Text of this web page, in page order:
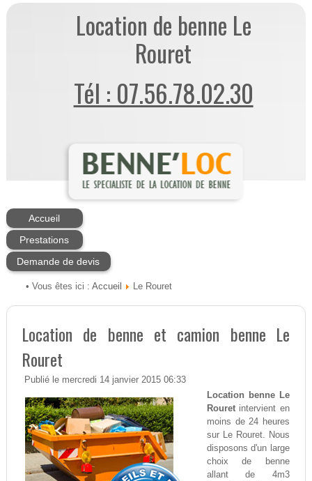
Location de benne Le
Rouret
Tél : 07.56.78.02.30
Accueil
Prestations
Demande de devis
• Vous êtes ici : Accueil Le Rouret
Location de benne et camion benne Le
Rouret
Publié le mercredi 14 janvier 2015 06:33
Location benne Le
Rouretintervient en
moins de 24 heures
sur Le Rouret. Nous
disposons d'un large
choix de benne
allant de 4m3